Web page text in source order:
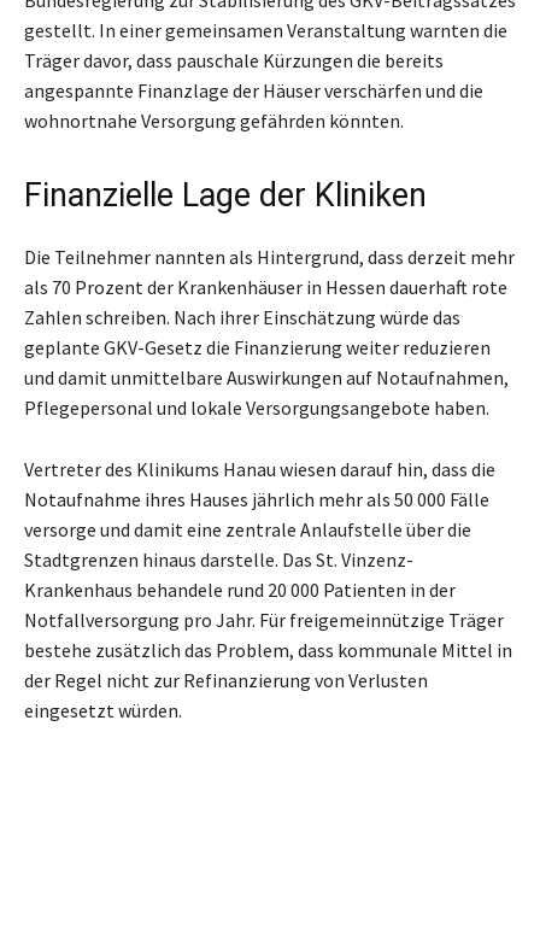
gestellt. In einer gemeinsamen Veranstaltung warnten die
Träger davor, dass pauschale Kürzungen die bereits
angespannte Finanzlage der Häuser verschärfen und die
wohnortnahe Versorgung gefährden könnten.
Finanzielle Lage der Kliniken
Die Teilnehmer nannten als Hintergrund, dass derzeit mehr
als 70 Prozent der Krankenhäuser in Hessen dauerhaft rote
Zahlen schreiben. Nach ihrer Einschätzung würde das
geplante GKV-Gesetz die Finanzierung weiter reduzieren
und damit unmittelbare Auswirkungen auf Notaufnahmen,
Pflegepersonal und lokale Versorgungsangebote haben.
Vertreter des Klinikums Hanau wiesen darauf hin, dass die
Notaufnahme ihres Hauses jährlich mehr als 50 000 Fälle
versorge und damit eine zentrale Anlaufstelle über die
Stadtgrenzen hinaus darstelle. Das St. Vinzenz-
Krankenhaus behandele rund 20 000 Patienten in der
Notfallversorgung pro Jahr. Für freigemeinnützige Träger
bestehe zusätzlich das Problem, dass kommunale Mittel in
der Regel nicht zur Refinanzierung von Verlusten
eingesetzt würden.